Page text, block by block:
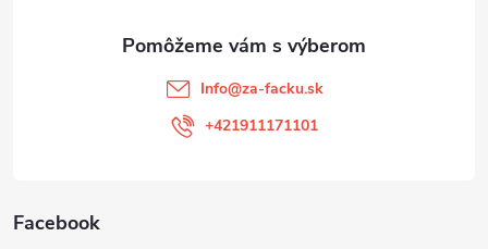
Facebook
Info@za-facku.sk
+421911171101